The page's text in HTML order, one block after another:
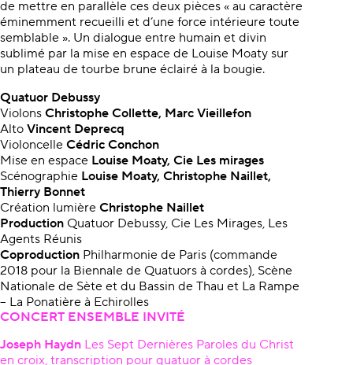
de mettre en parallèle ces deux pièces « au caractère
éminemment recueilli et d’une force intérieure toute
semblable ». Un dialogue entre humain et divin
sublimé par la mise en espace de Louise Moaty sur
un plateau de tourbe brune éclairé à la bougie.
Quatuor Debussy
Violons Christophe Collette, Marc Vieillefon
Alto Vincent Deprecq
Violoncelle Cédric Conchon
Mise en espace Louise Moaty, Cie Les mirages
Scénographie Louise Moaty, Christophe Naillet,
Thierry Bonnet
Création lumière Christophe Naillet
Production Quatuor Debussy, Cie Les Mirages, Les
Agents Réunis
Coproduction Philharmonie de Paris (commande
2018 pour la Biennale de Quatuors à cordes), Scène
Nationale de Sète et du Bassin de Thau et La Rampe
– La Ponatière à Echirolles
CONCERT ENSEMBLE INVITÉ
Joseph Haydn Les Sept Dernières Paroles du Christ
en croix, transcription pour quatuor à cordes